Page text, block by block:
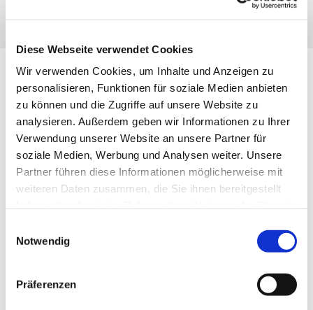
Diese Webseite verwendet Cookies
Wir verwenden Cookies, um Inhalte und Anzeigen zu
personalisieren, Funktionen für soziale Medien anbieten
zu können und die Zugriffe auf unsere Website zu
analysieren. Außerdem geben wir Informationen zu Ihrer
Verwendung unserer Website an unsere Partner für
soziale Medien, Werbung und Analysen weiter. Unsere
Partner führen diese Informationen möglicherweise mit
weiteren Daten zusammen, die Sie ihnen bereitgestellt
Notwendig
Präferenzen